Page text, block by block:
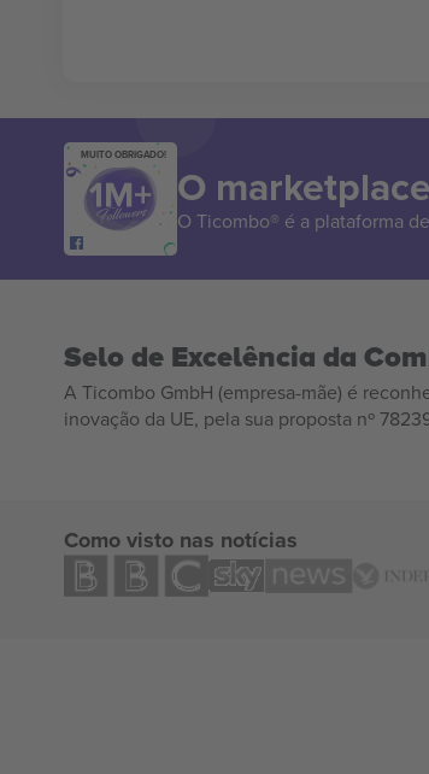
MUITO OBRIGADO!
O
O Ticombo® é a plataforma
Selo de Excelência da
A Ticombo GmbH (empresa-mãe) é
inovação da UE, pela sua proposta nº
Como visto nas notícias